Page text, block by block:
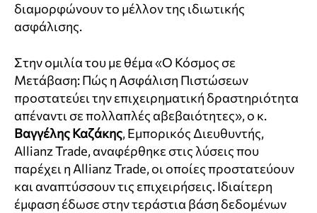
διαμορφώνουν το μέλλον της ιδιωτικής
ασφάλισης.
Στην ομιλία του με θέμα «Ο Κόσμος σε
Μετάβαση: Πώς η Ασφάλιση Πιστώσεων
προστατεύει την επιχειρηματική δραστηριότητα
απέναντι σε πολλαπλές αβεβαιότητες», ο κ.
Βαγγέλης Καζάκης, Εμπορικός Διευθυντής,
Allianz Trade, αναφέρθηκε στις λύσεις που
παρέχει η AllianzTrade, οι οποίες προστατεύουν
και αναπτύσσουν τις επιχειρήσεις. Ιδιαίτερη
έμφαση έδωσε στην τεράστια βάση δεδομένων